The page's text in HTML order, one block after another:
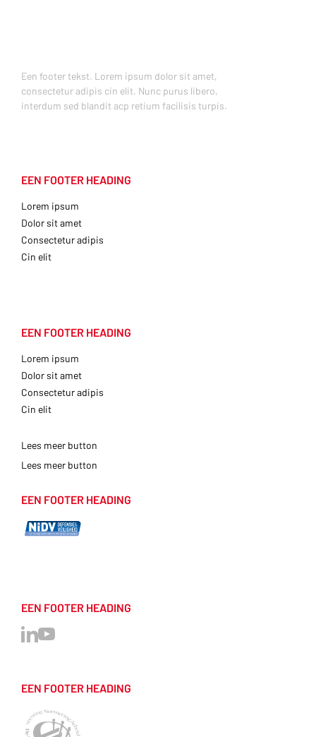
Een footer tekst. Lorem ipsum dolor sit amet,
consectetur adipis cin elit. Nunc purus libero,
interdum sed blandit acp retium facilisis turpis.
EEN FOOTER HEADING
Lorem ipsum
Dolor sit amet
Consectetur adipis
Cin elit
EEN FOOTER HEADING
Lorem ipsum
Dolor sit amet
Consectetur adipis
Cin elit
Lees meer button
Lees meer button
EEN FOOTER HEADING
EEN FOOTER HEADING
EEN FOOTER HEADING